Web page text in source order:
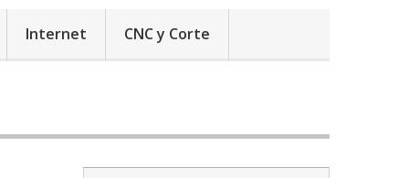
Internet CNC y Corte